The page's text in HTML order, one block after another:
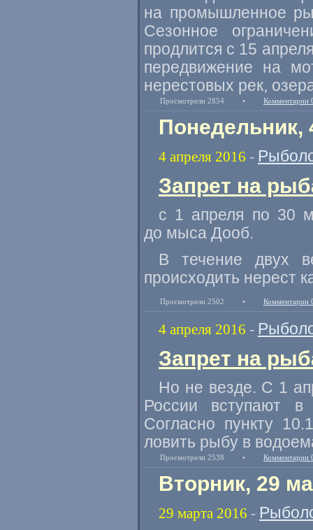
на промышленное
Сезонное
продлится с 15
передвижение на
нерестовых рек,
Просмотрели 2854 • Комментарии
Понедельник,
4 апреля 2016 -
Запрет на
с 1 апреля по 30
до мыса Дооб.
В течение двух
происходить нерест
Просмотрели 2502 • Комментарии
4 апреля 2016 -
Запрет на
Но не везде. С 1
России вступают
Согласно пункту
ловить рыбу в
Просмотрели 2538 • Комментарии
Вторник, 29
29 марта 2016 -